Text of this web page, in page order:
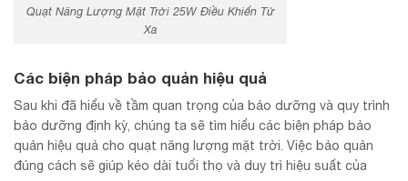
Quạt Năng Lượng Mặt Trời 25W Điều Khiển Từ
Xa
Các biện pháp bảo quản hiệu quả
Sau khi đã hiểu về tầm quan trọng của bảo dưỡng và quy trình
bảo dưỡng định kỳ, chúng ta sẽ tìm hiểu các biện pháp bảo
quản hiệu quả cho quạt năng lượng mặt trời. Việc bảo quản
đúng cách sẽ giúp kéo dài tuổi thọ và duy trì hiệu suất của